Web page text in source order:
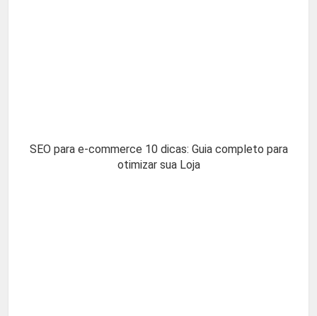
SEO para e-commerce 10 dicas: Guia completo para
otimizar sua Loja